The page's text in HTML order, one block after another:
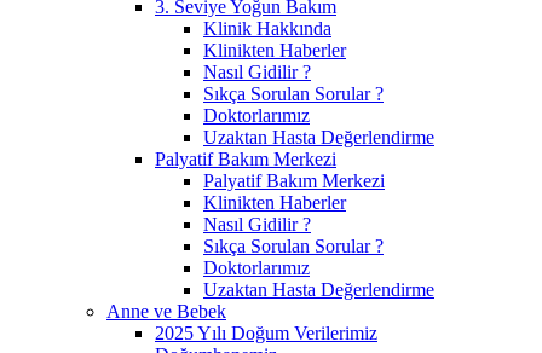
3. Seviye Yoğun Bakım
Klinik Hakkında
Klinikten Haberler
Nasıl Gidilir ?
Sıkça Sorulan Sorular ?
Doktorlarımız
Uzaktan Hasta Değerlendirme
Palyatif Bakım Merkezi
Palyatif Bakım Merkezi
Klinikten Haberler
Nasıl Gidilir ?
Sıkça Sorulan Sorular ?
Doktorlarımız
Uzaktan Hasta Değerlendirme
Anne ve Bebek
2025 Yılı Doğum Verilerimiz